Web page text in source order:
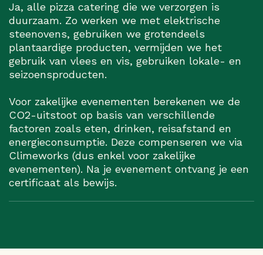
Ja, alle pizza catering die we verzorgen is
duurzaam. Zo werken we met elektrische
steenovens, gebruiken we grotendeels
plantaardige producten, vermijden we het
gebruik van vlees en vis, gebruiken lokale- en
seizoensproducten.
Voor zakelijke evenementen berekenen we de
CO2-uitstoot op basis van verschillende
factoren zoals eten, drinken, reisafstand en
energieconsumptie. Deze compenseren we via
Climeworks (dus enkel voor zakelijke
evenementen). Na je evenement ontvang je een
certificaat als bewijs.